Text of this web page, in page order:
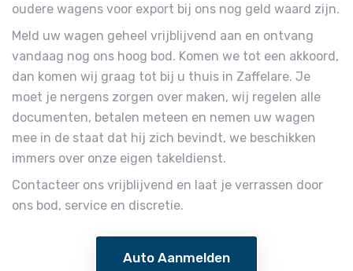
oudere wagens voor export bij ons nog geld waard zijn.
Meld uw wagen geheel vrijblijvend aan en ontvang
vandaag nog ons hoog bod. Komen we tot een akkoord,
dan komen wij graag tot bij u thuis in Zaffelare. Je
moet je nergens zorgen over maken, wij regelen alle
documenten, betalen meteen en nemen uw wagen
mee in de staat dat hij zich bevindt, we beschikken
immers over onze eigen takeldienst.
Contacteer ons vrijblijvend en laat je verrassen door
ons bod, service en discretie.
Auto Aanmelden